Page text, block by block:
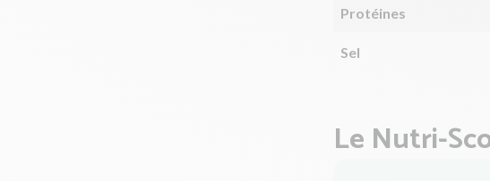
Protéines
Sel
Le Nutri-